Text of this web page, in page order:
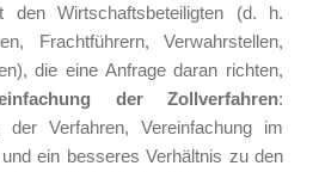
den Wirtschaftsbeteiligten (d. h.
Frachtführern, Verwahrstellen,
die eine Anfrage daran richten,
der Zollverfahren:
der Verfahren, Vereinfachung im
ein besseres Verhältnis zu den